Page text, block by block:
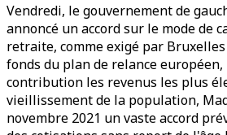
Vendredi, le gouvernement de
annoncé un accord sur le mode de
retraite, comme exigé par Bruxelles
fonds du plan de relance
contribution les revenus les plus
vieillissement de la population,
novembre 2021 un vaste accord